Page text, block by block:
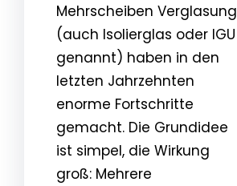
Mehrscheiben Verglasung
(auch Isolierglas oder IGU
genannt) haben in den
letzten Jahrzehnten
enorme Fortschritte
gemacht. Die Grundidee
ist simpel, die Wirkung
groß: Mehrere